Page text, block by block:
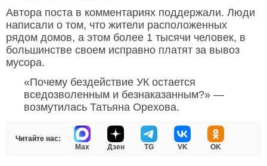
Автора поста в комментариях поддержали. Люди
написали о том, что жители расположенных
рядом домов, а этом более 1 тысячи человек, в
большинстве своем исправно платят за вывоз
мусора.
«Почему бездействие УК остается
вседозволенным и безнаказанным?» —
возмутилась Татьяна Орехова.
Читайте нас:
Max
Дзен TG VK OK